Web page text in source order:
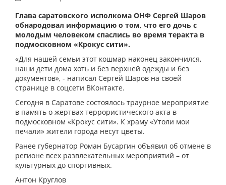
Глава саратовского исполкома ОНФ Сергей Шаров
обнародовал информацию о том, что его дочь с
молодым человеком спаслись во время теракта в
подмосковном «Крокус сити».
«Для нашей семьи этот кошмар наконец закончился,
наши дети дома хоть и без верхней одежды и без
документов», - написал Сергей Шаров на своей
странице в соцсети ВКонтакте.
Сегодня в Саратове состоялось траурное мероприятие
в память о жертвах террористического акта в
подмосковном «Крокус сити». К храму «Утоли мои
печали» жители города несут цветы.
Ранее губернатор Роман Бусаргин объявил об отмене в
регионе всех развлекательных мероприятий – от
культурных до спортивных.
Антон Круглов